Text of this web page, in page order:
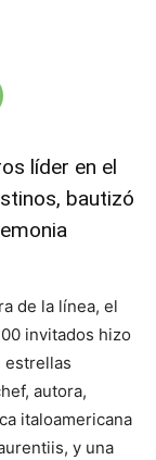
líder en el
bautizó
de la línea, el
invitados hizo
estrellas
autora,
italoamericana
y una